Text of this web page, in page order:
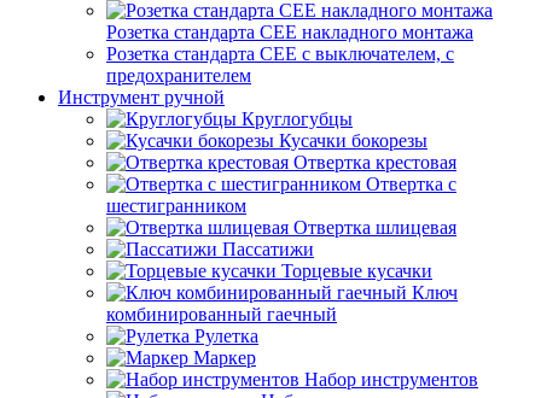
Розетка стандарта СЕЕ накладного монтажа
Розетка стандарта СЕЕ с выключателем, с
предохранителем
Инструмент ручной
Круглогубцы
Кусачки бокорезы
Отвертка крестовая
Отвертка с
шестигранником
Отвертка шлицевая
Пассатижи
Торцевые кусачки
Ключ
комбинированный гаечный
Рулетка
Маркер
Набор инструментов